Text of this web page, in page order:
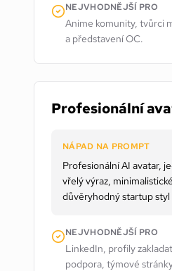
NEJVHODNĚJŠÍ PRO
Anime komunity, tvůrci
a představení OC.
Profesionální
NÁPAD NA PROMPT
Profesionální AI avatar,
vřelý výraz,
důvěryhodný startup styl
NEJVHODNĚJŠÍ PRO
LinkedIn, profily
podpora, týmové